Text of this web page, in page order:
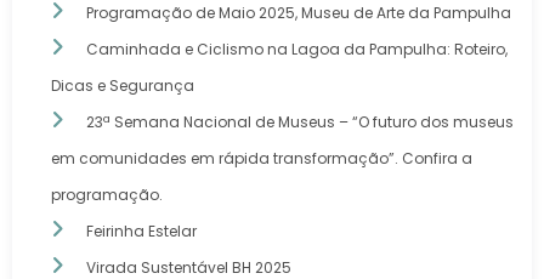
Programação de Maio 2025, Museu de Arte da Pampulha
Caminhada e Ciclismo na Lagoa da Pampulha: Roteiro,
Dicas e Segurança
23ª Semana Nacional de Museus – “O futuro dos museus
em comunidades em rápida transformação”. Confira a
programação.
Feirinha Estelar
Virada Sustentável BH 2025